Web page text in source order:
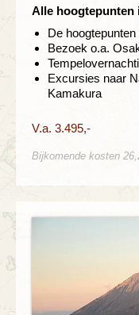
Alle hoogtepunten
De
Bezoek o.a.
Excursies naar
Kamakura
V.a. 3.495,-
Bijkomende kosten